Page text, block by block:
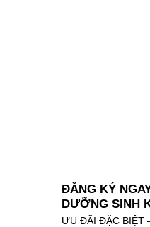
ĐĂNG KÝ
DƯỠNG SINH
ƯU ĐÃI ĐẶC BIỆT